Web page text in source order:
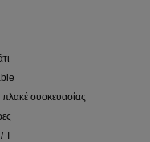
συσκευασίας
T